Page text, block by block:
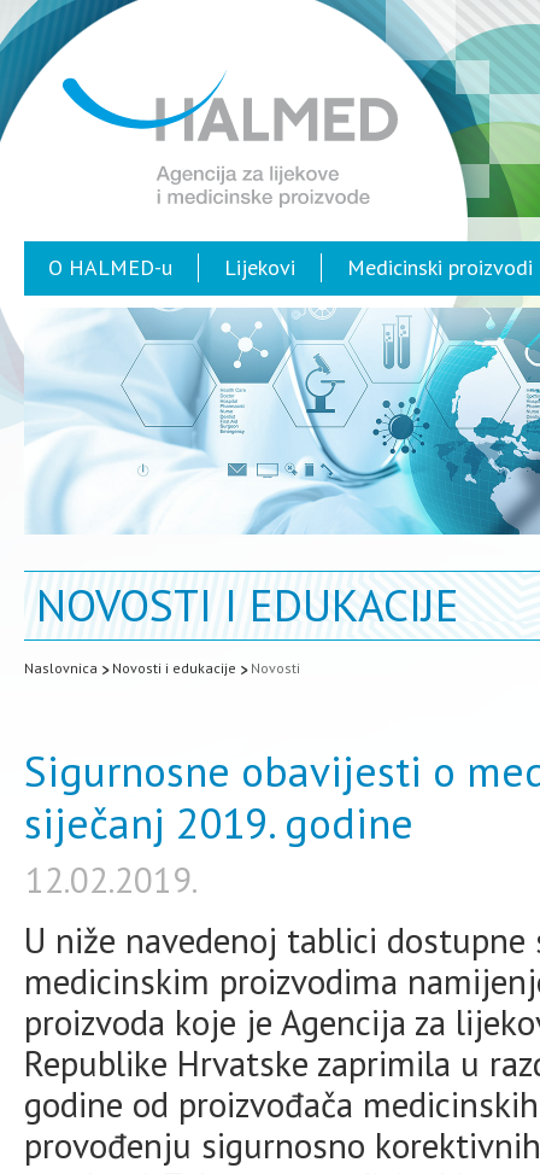
O HALMED-u Lijekovi Medicinski proizvodi
NOVOSTI I EDUKACIJE
Naslovnica Novosti i edukacije Novosti
Sigurnosne obavijesti o
siječanj 2019. godine
12.02.2019.
U niže navedenoj tablici
medicinskim proizvodima
proizvoda koje je Agencija za
Republike Hrvatske zaprimila u
godine od proizvođača
provođenju sigurnosno